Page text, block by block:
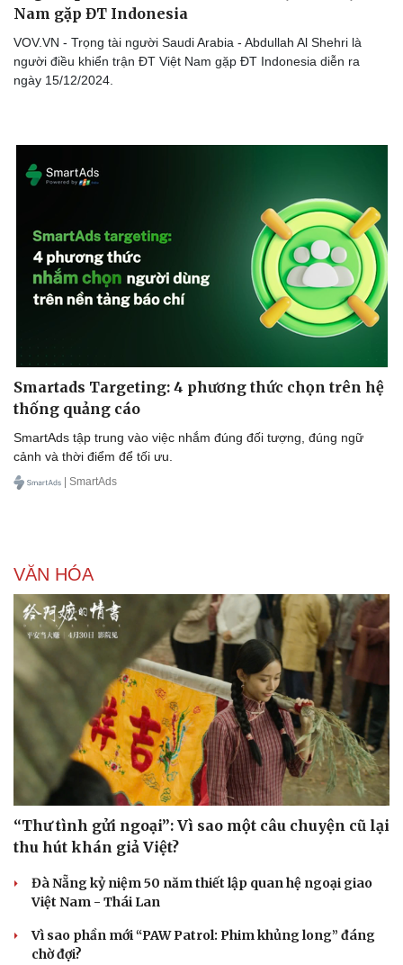
Doanh nghiệp
Thông tin doanh nghiệp
Doanh nhân
Vì cộng đồng
Công nghệ
Trải nghiệm
Nam gặp ĐT Indonesia
VOV.VN - Trọng tài người Saudi Arabia - Abdullah Al Shehri là
người điều khiển trận ĐT Việt Nam gặp ĐT Indonesia diễn ra
ngày 15/12/2024.
Smartads Targeting: 4 phương thức chọn trên hệ
thống quảng cáo
SmartAds tập trung vào việc nhắm đúng đối tượng, đúng ngữ
cảnh và thời điểm để tối ưu.
| SmartAds
VĂN HÓA
“Thư tình gửi ngoại”: Vì sao một câu chuyện cũ lại
thu hút khán giả Việt?
Đà Nẵng kỷ niệm 50 năm thiết lập quan hệ ngoại giao
Việt Nam - Thái Lan
Vì sao phần mới “PAW Patrol: Phim khủng long” đáng
chờ đợi?